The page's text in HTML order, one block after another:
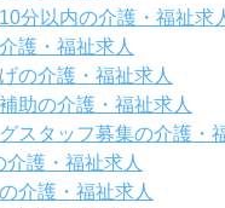
分以内の介護・福祉求
護・福祉求人
の介護・福祉求人
助の介護・福祉求人
スタッフ募集の介護・
護・福祉求人
介護・福祉求人